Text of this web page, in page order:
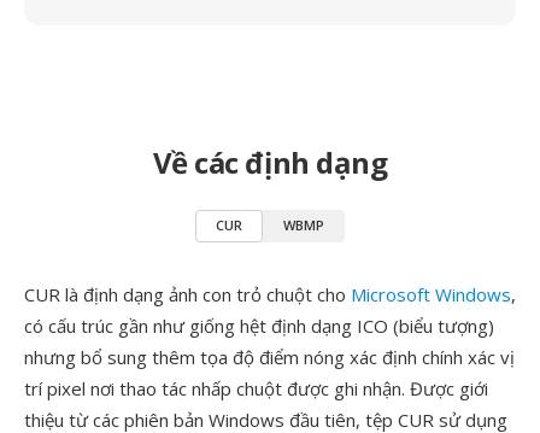
Về các định dạng
CUR WBMP
CUR là định dạng ảnh con trỏ chuột cho Microsoft Windows,
có cấu trúc gần như giống hệt định dạng ICO (biểu tượng)
nhưng bổ sung thêm tọa độ điểm nóng xác định chính xác vị
trí pixel nơi thao tác nhấp chuột được ghi nhận. Được giới
thiệu từ các phiên bản Windows đầu tiên, tệp CUR sử dụng